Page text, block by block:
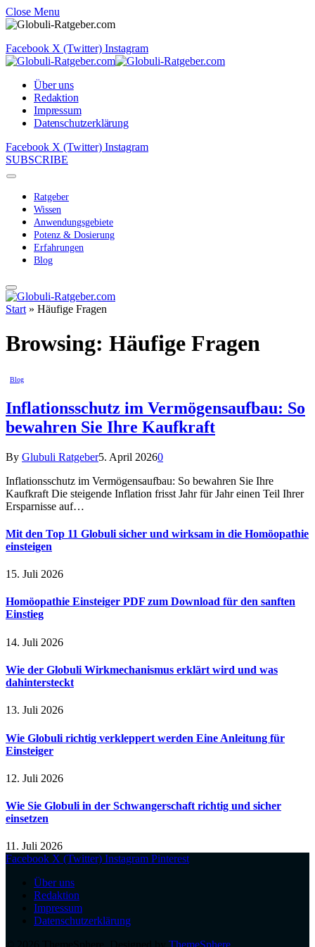
Close Menu
Facebook X (Twitter) Instagram
Über uns
Redaktion
Impressum
Datenschutzerklärung
Facebook X (Twitter) Instagram
SUBSCRIBE
Ratgeber
Wissen
Anwendungsgebiete
Potenz & Dosierung
Erfahrungen
Blog
Start » Häufige Fragen
Browsing: Häufige Fragen
Blog
Inflationsschutz im Vermögensaufbau: So
bewahren Sie Ihre Kaufkraft
By Glubuli Ratgeber5. April 20260
Inflationsschutz im Vermögensaufbau: So bewahren Sie Ihre
Kaufkraft Die steigende Inflation frisst Jahr für Jahr einen Teil Ihrer
Ersparnisse auf…
Mit den Top 11 Globuli sicher und wirksam in die Homöopathie
einsteigen
15. Juli 2026
Homöopathie Einsteiger PDF zum Download für den sanften
Einstieg
14. Juli 2026
Wie der Globuli Wirkmechanismus erklärt wird und was
dahintersteckt
13. Juli 2026
Wie Globuli richtig verkleppert werden Eine Anleitung für
Einsteiger
12. Juli 2026
Wie Sie Globuli in der Schwangerschaft richtig und sicher
einsetzen
11. Juli 2026
Facebook X (Twitter) Instagram Pinterest
Über uns
Redaktion
Impressum
Datenschutzerklärung